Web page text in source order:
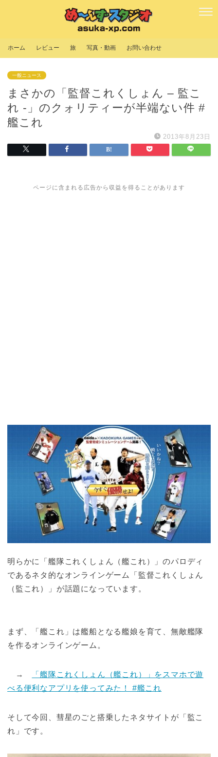
ホーム レビュー 旅 写真・動画 お問い合わせ
一般ニュース
まさかの「監督これくしょん – 監こ
れ -」のクォリティーが半端ない件 #
艦これ
2013年8月23日
ページに含まれる広告から収益を得ることがあります
明らかに「艦隊これくしょん（艦これ）」のパロディ
であるネタ的なオンラインゲーム「監督これくしょん
（監これ）」が話題になっています。
まず、「艦これ」は艦船となる艦娘を育て、無敵艦隊
を作るオンラインゲーム。
→
「艦隊これくしょん（艦これ）」をスマホで遊
べる便利なアプリを使ってみた！ #艦これ
そして今回、彗星のごと搭乗したネタサイトが「監こ
れ」です。